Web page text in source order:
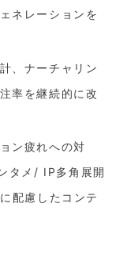
ネレーションを
、ナーチャリン
率を継続的に改
ン疲れへの対
タメ/ IP多角展開
配慮したコンテ